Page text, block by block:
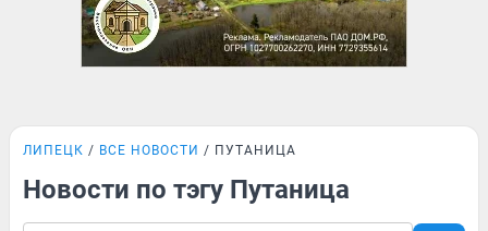
ЛИПЕЦК ВСЕ НОВОСТИ ПУТАНИЦА
Новости по тэгу Путаница